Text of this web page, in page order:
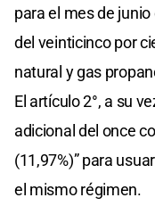
para el mes de
del veinticinco por
natural y gas
El artículo 2°, a su
adicional del once
(11,97%)” para
el mismo régimen.